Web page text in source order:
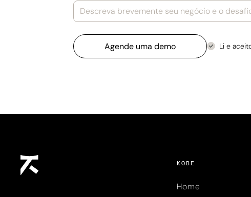
Li e
KOBE
Home